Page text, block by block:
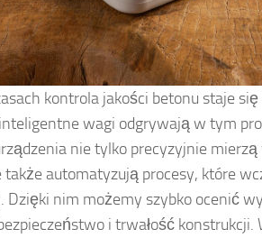
kontrola jakości betonu staje
wagi odgrywają w tym
nie tylko precyzyjnie mierzą
automatyzują procesy, które
Dzięki nim możemy szybko ocenić
i trwałość